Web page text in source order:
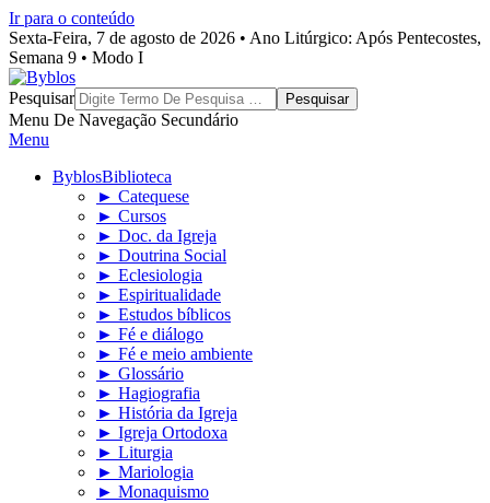
Ir para o conteúdo
Sexta-Feira, 7 de agosto de 2026 • Ano Litúrgico: Após Pentecostes,
Semana 9 • Modo I
Byblos
Pesquisar
Menu De Navegação Secundário
Menu
ByblosBiblioteca
► Catequese
► Cursos
► Doc. da Igreja
► Doutrina Social
► Eclesiologia
► Espiritualidade
► Estudos bíblicos
► Fé e diálogo
► Fé e meio ambiente
► Glossário
► Hagiografia
► História da Igreja
► Igreja Ortodoxa
► Liturgia
► Mariologia
► Monaquismo